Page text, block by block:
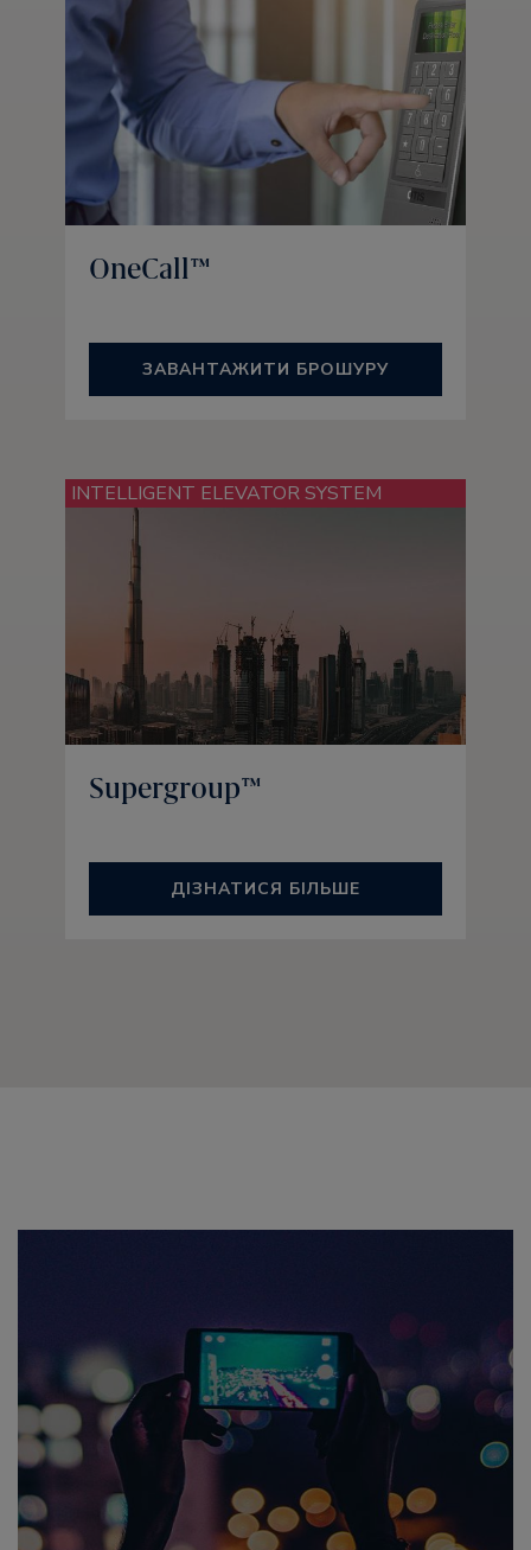
OneCall™
ЗАВАНТАЖИТИ БРОШУРУ
INTELLIGENT ELEVATOR SYSTEM
Supergroup™
ДІЗНАТИСЯ БІЛЬШЕ